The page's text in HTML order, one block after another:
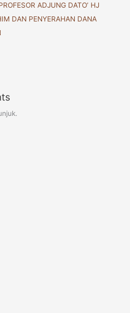
ADJUNG DATO’ HJ
DAN PENYERAHAN DANA